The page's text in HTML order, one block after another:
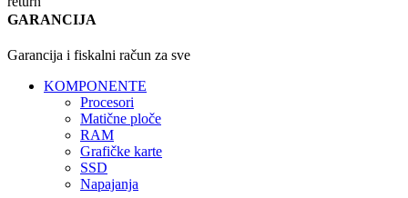
GARANCIJA
Garancija i fiskalni račun za sve
KOMPONENTE
Procesori
Matične ploče
RAM
Grafičke karte
SSD
Napajanja